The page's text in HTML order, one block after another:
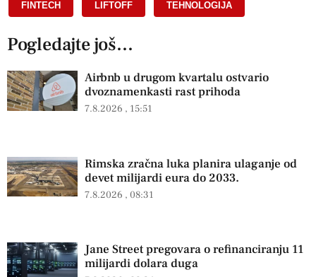
FINTECH LIFTOFF TEHNOLOGIJA
Pogledajte još...
Airbnb u drugom kvartalu ostvario
dvoznamenkasti rast prihoda
7.8.2026 15:51
Rimska zračna luka planira ulaganje od
devet milijardi eura do 2033.
7.8.2026 08:31
Jane Street pregovara o refinanciranju 11
milijardi dolara duga